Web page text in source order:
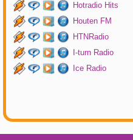
Hotradio Hits
Houten FM
HTNRadio
I-turn Radio
Ice Radio